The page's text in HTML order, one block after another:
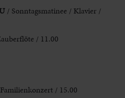
/ Sonntagsmatinee / Klavier /
/ 11.00
/ 15.00